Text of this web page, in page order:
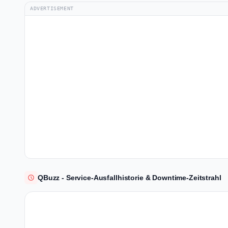
ADVERTISEMENT
QBuzz - Service-Ausfallhistorie & Downtime-Zeitstrahl